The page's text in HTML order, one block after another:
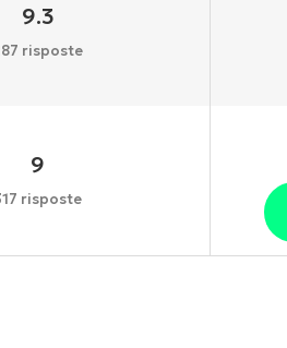
9.3
risposte
9
risposte